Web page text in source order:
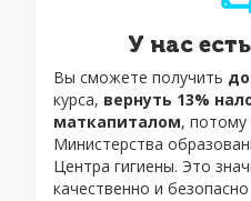
У нас
Вы сможете получить
курса, вернуть 13%
маткапиталом,
Министерства
Центра гигиены. Это
качественно и безопасно